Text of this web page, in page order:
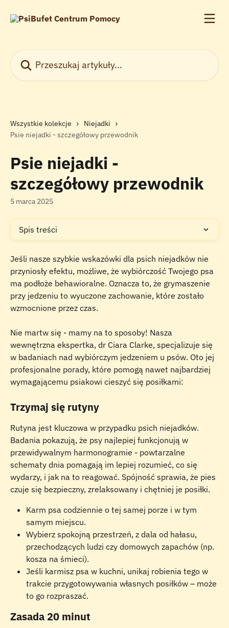
Wszystkie kolekcje
Niejadki
Psie niejadki - szczegółowy przewodnik
Psie niejadki -
szczegółowy przewodnik
5 marca 2025
Spis treści
Jeśli nasze szybkie wskazówki dla psich niejadków nie
przyniosły efektu, możliwe, że wybiórczość Twojego psa
ma podłoże behawioralne. Oznacza to, że grymaszenie
przy jedzeniu to wyuczone zachowanie, które zostało
wzmocnione przez czas.
Nie martw się - mamy na to sposoby! Nasza
wewnętrzna ekspertka, dr Ciara Clarke, specjalizuje się
w badaniach nad wybiórczym jedzeniem u psów. Oto jej
profesjonalne porady, które pomogą nawet najbardziej
wymagającemu psiakowi cieszyć się posiłkami:
Trzymaj się rutyny
Rutyna jest kluczowa w przypadku psich niejadków.
Badania pokazują, że psy najlepiej funkcjonują w
przewidywalnym harmonogramie - powtarzalne
schematy dnia pomagają im lepiej rozumieć, co się
wydarzy, i jak na to reagować. Spójność sprawia, że pies
czuje się bezpieczny, zrelaksowany i chętniej je posiłki.
Karm psa codziennie o tej samej porze i w tym
samym miejscu.
Wybierz spokojną przestrzeń, z dala od hałasu,
przechodzących ludzi czy domowych zapachów (np.
kosza na śmieci).
Jeśli karmisz psa w kuchni, unikaj robienia tego w
trakcie przygotowywania własnych posiłków – może
to go rozpraszać.
Zasada 20 minut